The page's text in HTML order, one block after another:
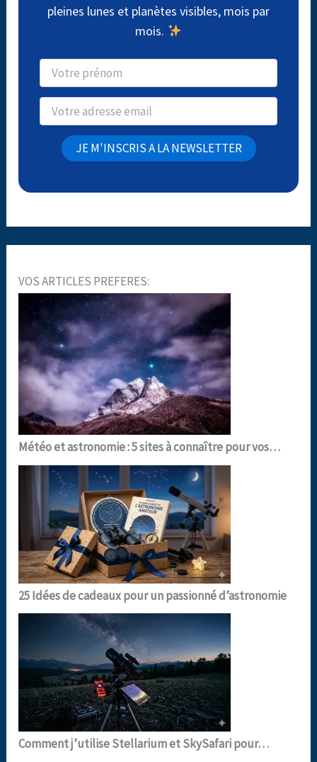
pleines lunes et planètes visibles, mois par
mois.
VOS ARTICLES PREFERES:
Météo et astronomie : 5 sites à connaître pour vos…
25 Idées de cadeaux pour un passionné d’astronomie
Comment j’utilise Stellarium et SkySafari pour…